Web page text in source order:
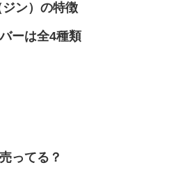
ン）の特徴
ーは全4種類
ってる？